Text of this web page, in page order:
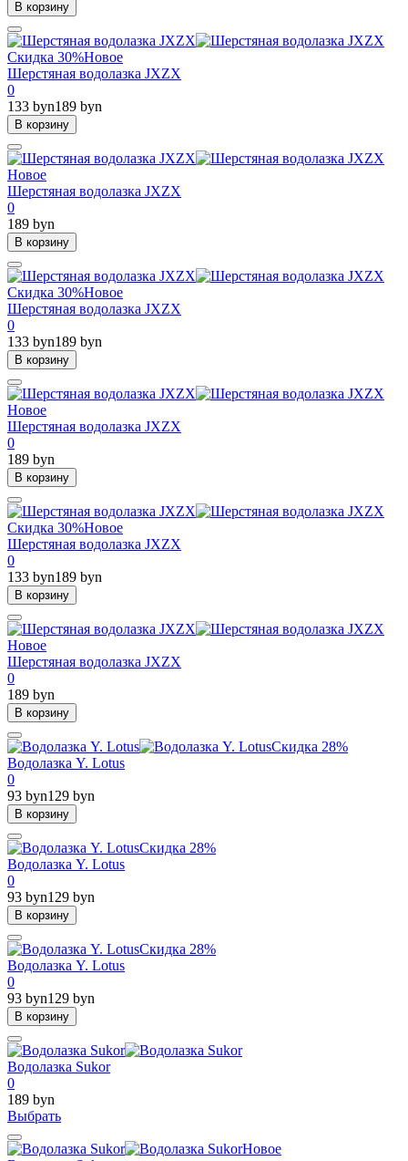
В корзину
Скидка 30%Новое
Шерстяная водолазка JXZX
0
133 byn189 byn
В корзину
Новое
Шерстяная водолазка JXZX
0
189 byn
В корзину
Скидка 30%Новое
Шерстяная водолазка JXZX
0
133 byn189 byn
В корзину
Новое
Шерстяная водолазка JXZX
0
189 byn
В корзину
Скидка 30%Новое
Шерстяная водолазка JXZX
0
133 byn189 byn
В корзину
Новое
Шерстяная водолазка JXZX
0
189 byn
В корзину
Скидка 28%
Водолазка Y. Lotus
0
93 byn129 byn
В корзину
Скидка 28%
Водолазка Y. Lotus
0
93 byn129 byn
В корзину
Скидка 28%
Водолазка Y. Lotus
0
93 byn129 byn
В корзину
Водолазка Sukor
0
189 byn
Выбрать
Новое